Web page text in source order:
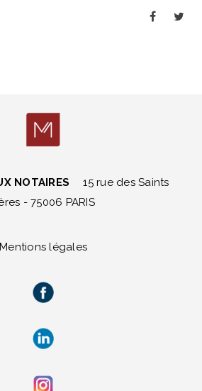
NOTAIRES
15 rue des Saints
- 75006 PARIS
Mentions légales